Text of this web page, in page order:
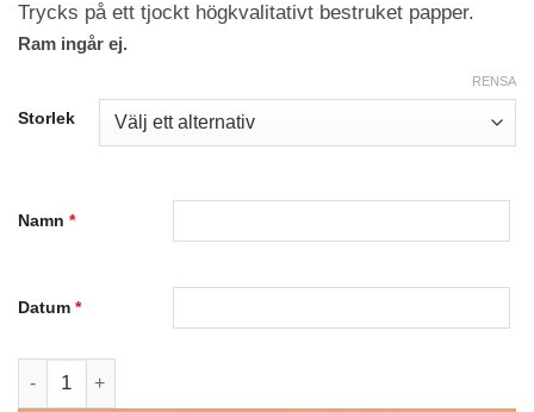
Trycks på ett tjockt högkvalitativt bestruket papper.
Ram ingår ej.
Storlek
RENSA
Namn *
Datum *
Brocade - Bröllop mängd